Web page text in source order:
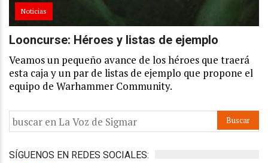
Noticias
Looncurse: Héroes y listas de ejemplo
Veamos un pequeño avance de los héroes que traerá
esta caja y un par de listas de ejemplo que propone el
equipo de Warhammer Community.
SÍGUENOS EN REDES SOCIALES: